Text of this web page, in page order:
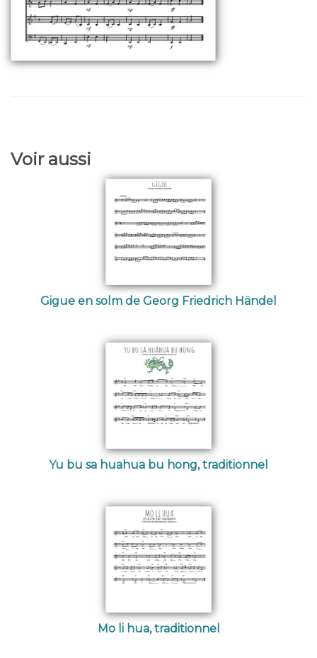
Voir aussi
Gigue en solm de Georg Friedrich Händel
Yu bu sa huahua bu hong, traditionnel
Mo li hua, traditionnel